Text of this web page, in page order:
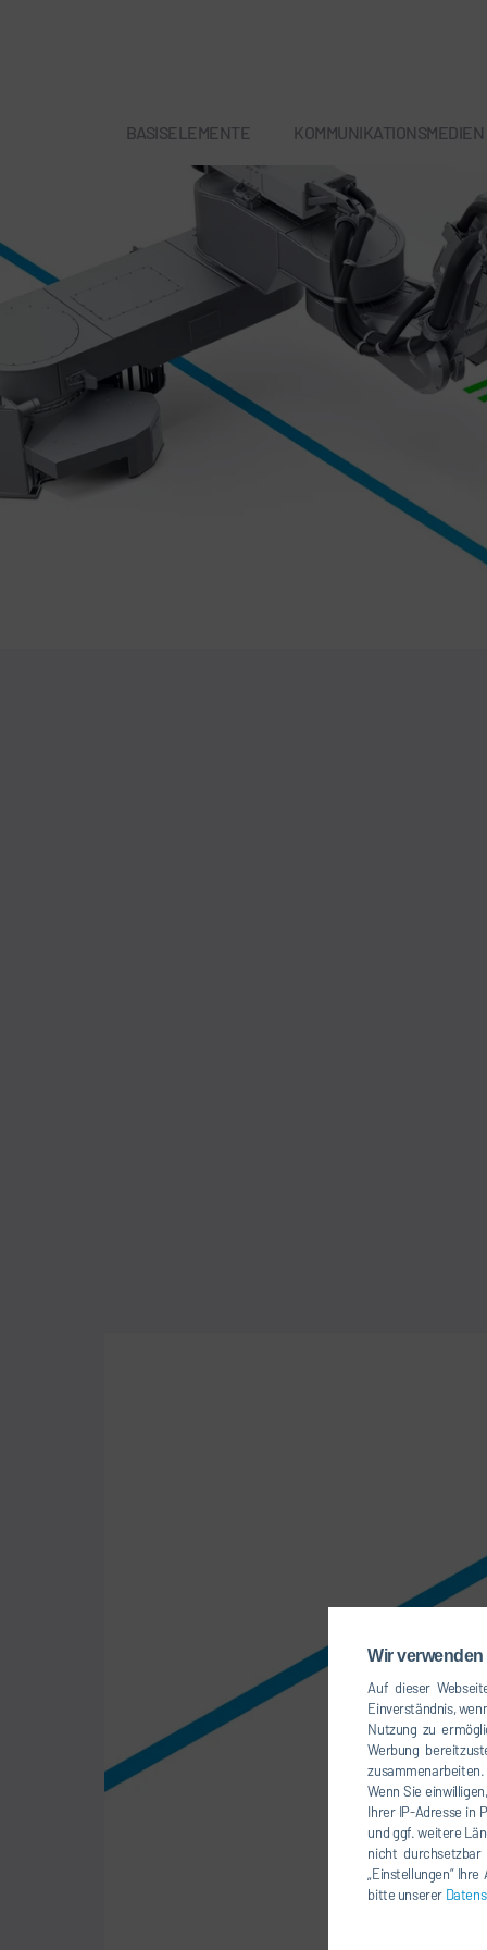
Wir
Auf dieser
Einverständnis,
Nutzung zu
Werbung
zusammenarbeiten.
Wenn Sie
Ihrer IP-Adresse in
und ggf. weitere
nicht
„Einstellungen“
bitte unserer
BASISELEMENTE KOMMUNIKATIONSMEDIEN